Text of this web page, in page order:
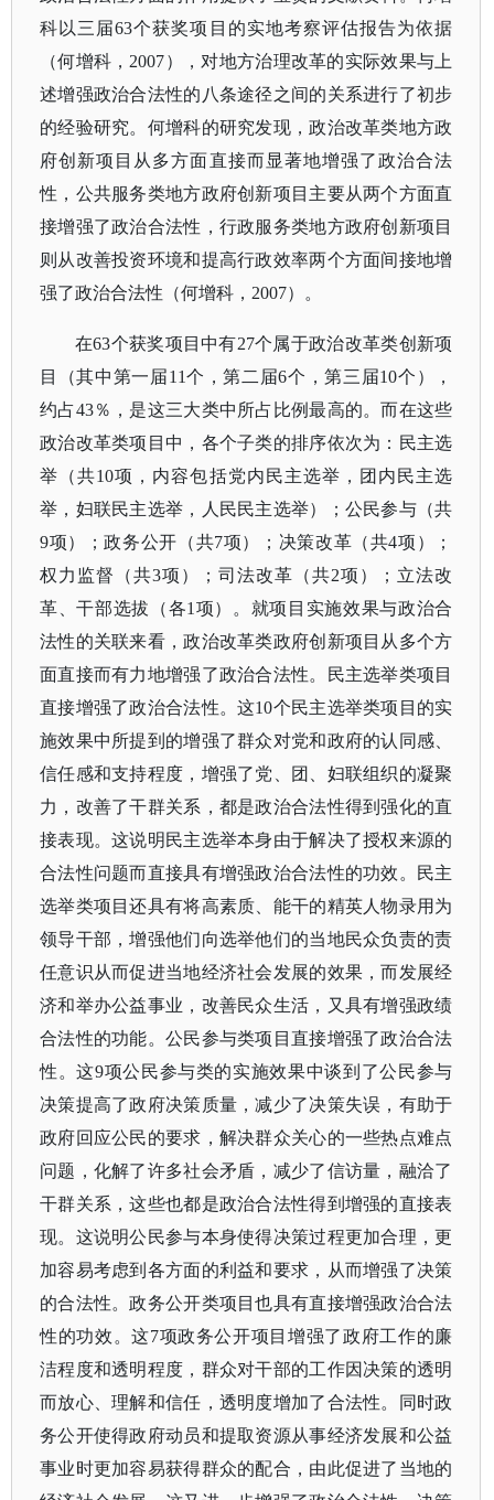
科以三届63个获奖项目的实地考察评估报告为依据
（何增科，2007），对地方治理改革的实际效果与上
述增强政治合法性的八条途径之间的关系进行了初步
的经验研究。何增科的研究发现，政治改革类地方政
府创新项目从多方面直接而显著地增强了政治合法
性，公共服务类地方政府创新项目主要从两个方面直
接增强了政治合法性，行政服务类地方政府创新项目
则从改善投资环境和提高行政效率两个方面间接地增
强了政治合法性（何增科，2007）。
在63个获奖项目中有27个属于政治改革类创新项
目（其中第一届11个，第二届6个，第三届10个），
约占43％，是这三大类中所占比例最高的。而在这些
政治改革类项目中，各个子类的排序依次为：民主选
举（共10项，内容包括党内民主选举，团内民主选
举，妇联民主选举，人民民主选举）；公民参与（共
9项）；政务公开（共7项）；决策改革（共4项）；
权力监督（共3项）；司法改革（共2项）；立法改
革、干部选拔（各1项）。就项目实施效果与政治合
法性的关联来看，政治改革类政府创新项目从多个方
面直接而有力地增强了政治合法性。民主选举类项目
直接增强了政治合法性。这10个民主选举类项目的实
施效果中所提到的增强了群众对党和政府的认同感、
信任感和支持程度，增强了党、团、妇联组织的凝聚
力，改善了干群关系，都是政治合法性得到强化的直
接表现。这说明民主选举本身由于解决了授权来源的
合法性问题而直接具有增强政治合法性的功效。民主
选举类项目还具有将高素质、能干的精英人物录用为
领导干部，增强他们向选举他们的当地民众负责的责
任意识从而促进当地经济社会发展的效果，而发展经
济和举办公益事业，改善民众生活，又具有增强政绩
合法性的功能。公民参与类项目直接增强了政治合法
性。这9项公民参与类的实施效果中谈到了公民参与
决策提高了政府决策质量，减少了决策失误，有助于
政府回应公民的要求，解决群众关心的一些热点难点
问题，化解了许多社会矛盾，减少了信访量，融洽了
干群关系，这些也都是政治合法性得到增强的直接表
现。这说明公民参与本身使得决策过程更加合理，更
加容易考虑到各方面的利益和要求，从而增强了决策
的合法性。政务公开类项目也具有直接增强政治合法
性的功效。这7项政务公开项目增强了政府工作的廉
洁程度和透明程度，群众对干部的工作因决策的透明
而放心、理解和信任，透明度增加了合法性。同时政
务公开使得政府动员和提取资源从事经济发展和公益
事业时更加容易获得群众的配合，由此促进了当地的